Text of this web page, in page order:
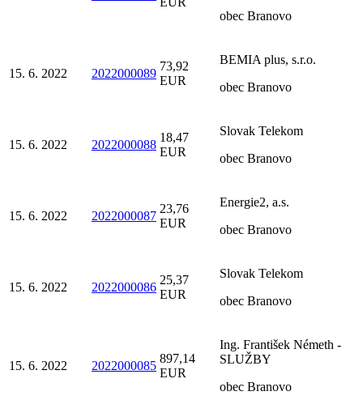
obec Branovo
15. 6. 2022 2022000089
73,92
EUR
BEMIA plus, s.r.o.
obec Branovo
15. 6. 2022 2022000088
18,47
EUR
Slovak Telekom
obec Branovo
15. 6. 2022 2022000087
23,76
EUR
Energie2, a.s.
obec Branovo
15. 6. 2022 2022000086
25,37
EUR
Slovak Telekom
obec Branovo
15. 6. 2022 2022000085
897,14
EUR
Ing. František Németh -
SLUŽBY
obec Branovo